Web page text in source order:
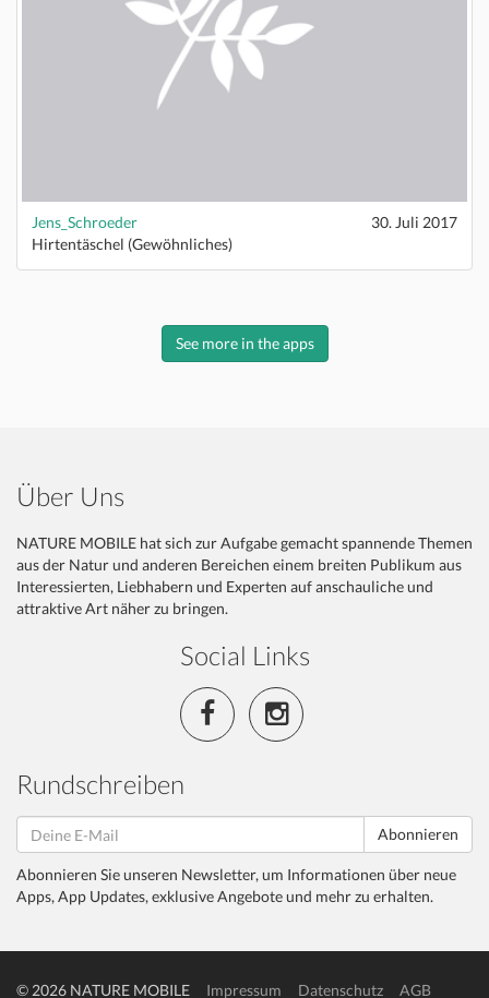
Jens_Schroeder
30. Juli 2017
Hirtentäschel (Gewöhnliches)
See more in the apps
Über Uns
NATURE MOBILE hat sich zur Aufgabe gemacht spannende Themen
aus der Natur und anderen Bereichen einem breiten Publikum aus
Interessierten, Liebhabern und Experten auf anschauliche und
attraktive Art näher zu bringen.
Social Links
Rundschreiben
Abonnieren
Abonnieren Sie unseren Newsletter, um Informationen über neue
Apps, App Updates, exklusive Angebote und mehr zu erhalten.
© 2026 NATURE MOBILE Impressum Datenschutz AGB